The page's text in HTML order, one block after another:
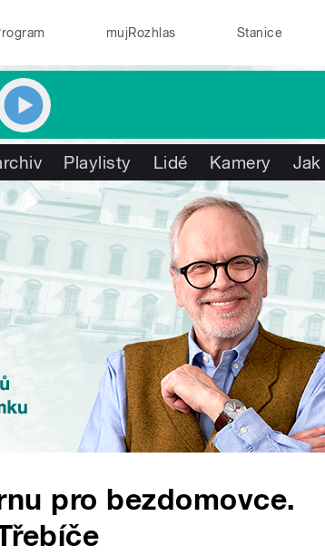
mujRozhlas Stanice
Playlisty Lidé Kamery
pro bezdomovce.